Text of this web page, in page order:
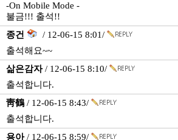
-On Mobile Mode -
불금!!! 출석!!
종건
/ 12-06-15 8:01/
출석해요~~
삶은감자/ 12-06-15 8:10/
출석합니다.
靑鶴 / 12-06-15 8:43/
출석합니다.
용아/ 12-06-15 8:59/